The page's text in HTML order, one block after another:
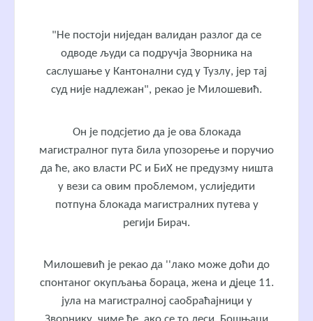
"Не постоји ниједан валидан разлог да се
одводе људи са подручја Зворника на
саслушање у Кантонални суд у Тузлу, јер тај
суд није надлежан", рекао је Милошевић.
Он је подсјетио да је ова блокада
магистралног пута била упозорење и поручио
да ће, ако власти РС и БиХ не предузму ништа
у вези са овим проблемом, услиједити
потпуна блокада магистралних путева у
регији Бирач.
Милошевић је рекао да ''лако може доћи до
спонтаног окупљања бораца, жена и дјеце 11.
јула на магистралној саобраћајници у